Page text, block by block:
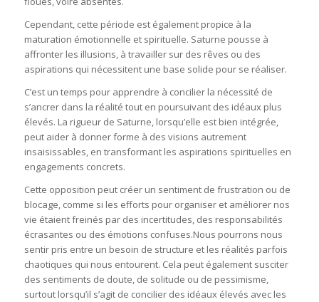
Cependant, cette période est également propice à la
maturation émotionnelle et spirituelle. Saturne pousse à
affronter les illusions, à travailler sur des rêves ou des
aspirations qui nécessitent une base solide pour se réaliser.
C’est un temps pour apprendre à concilier la nécessité de
s’ancrer dans la réalité tout en poursuivant des idéaux plus
élevés. La rigueur de Saturne, lorsqu’elle est bien intégrée,
peut aider à donner forme à des visions autrement
insaisissables, en transformant les aspirations spirituelles en
engagements concrets.
Cette opposition peut créer un sentiment de frustration ou de
blocage, comme si les efforts pour organiser et améliorer nos
vie étaient freinés par des incertitudes, des responsabilités
écrasantes ou des émotions confuses.Nous pourrons nous
sentir pris entre un besoin de structure et les réalités parfois
chaotiques qui nous entourent. Cela peut également susciter
des sentiments de doute, de solitude ou de pessimisme,
surtout lorsqu’il s’agit de concilier des idéaux élevés avec les